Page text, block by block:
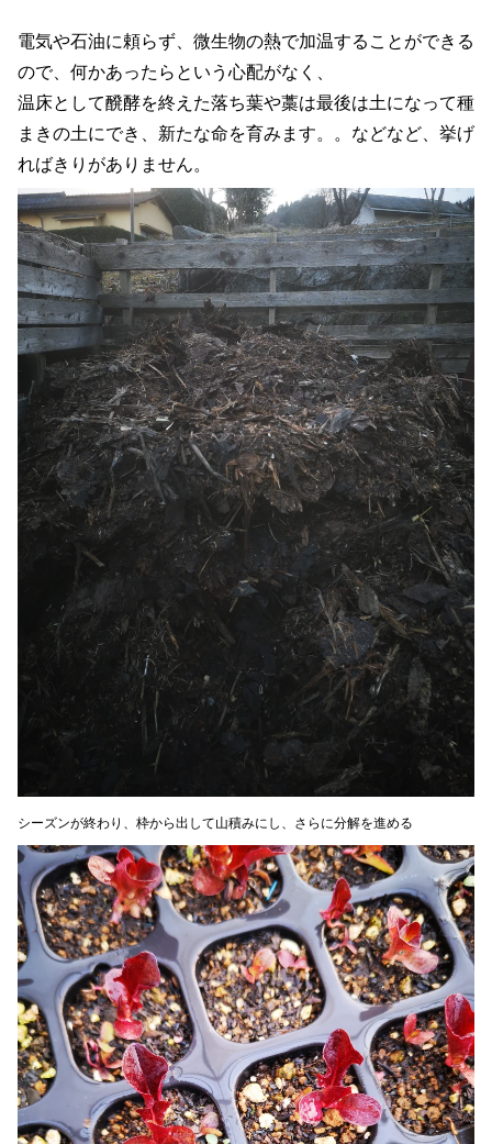
電気や石油に頼らず、微生物の熱で加温することができる
ので、何かあったらという心配がなく、
温床として醗酵を終えた落ち葉や藁は最後は土になって種
まきの土にでき、新たな命を育みます。。などなど、挙げ
ればきりがありません。
シーズンが終わり、枠から出して山積みにし、さらに分解を進める